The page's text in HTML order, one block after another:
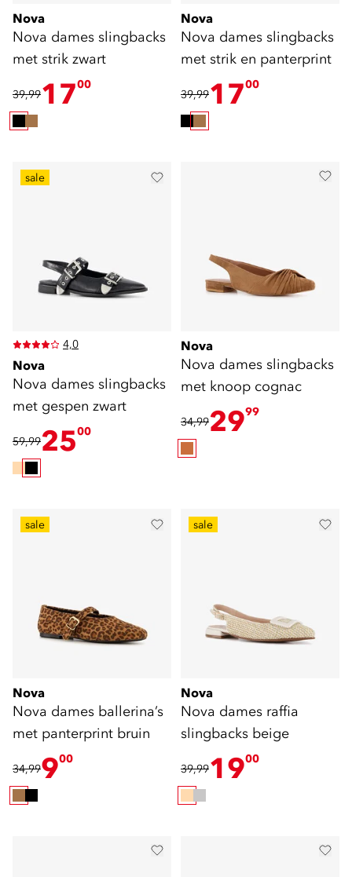
Nova
Nova dames slingbacks
met strik zwart
39,991700
Nova
Nova dames slingbacks
met strik en panterprint
39,991700
sale
4,0
Nova
Nova dames slingbacks
met gespen zwart
59,992500
Nova
Nova dames slingbacks
met knoop cognac
34,992999
sale
Nova
Nova dames ballerina’s
met panterprint bruin
34,99900
sale
Nova
Nova dames raffia
slingbacks beige
39,991900